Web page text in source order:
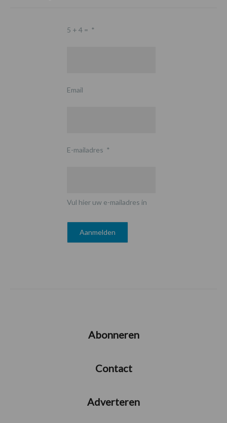
5 + 4 = *
Email
E-mailadres *
Vul hier uw e-mailadres in
Abonneren
Contact
Adverteren